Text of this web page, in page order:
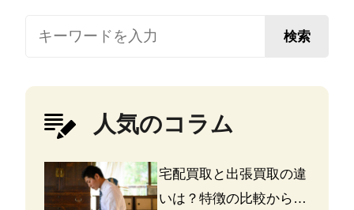
検索
人気のコラム
宅配買取と出張買取の違
いは？特徴の比較から探